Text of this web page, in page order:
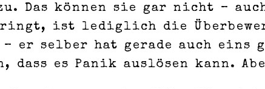
Das können sie gar nicht –
ist lediglich die
– er selber hat gerade auch eins
dass es Panik auslösen kann.